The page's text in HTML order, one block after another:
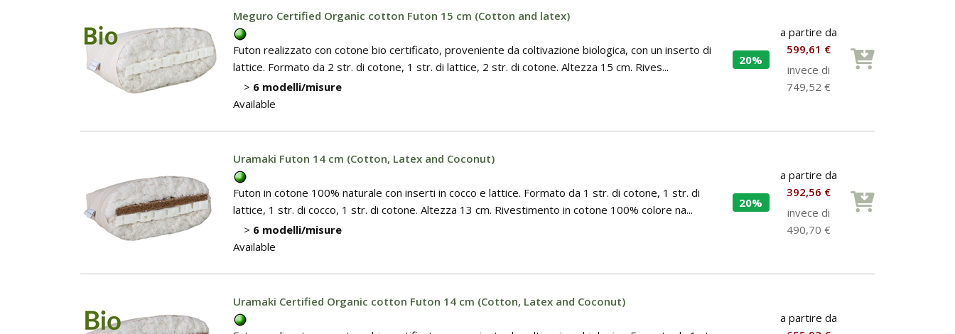
Meguro Certified Organic cotton Futon 15 cm (Cotton and latex)
Futon realizzato con cotone bio certificato, proveniente da coltivazione biologica, con un inserto di
lattice. Formato da 2 str. di cotone, 1 str. di lattice, 2 str. di cotone. Altezza 15 cm. Rives...
> 6 modelli/misure
Available
20%
a partire da
599,61 €
invece di
749,52 €
Uramaki Futon 14 cm (Cotton, Latex and Coconut)
Futon in cotone 100% naturale con inserti in cocco e lattice. Formato da 1 str. di cotone, 1 str. di
lattice, 1 str. di cocco, 1 str. di cotone. Altezza 13 cm. Rivestimento in cotone 100% colore na...
> 6 modelli/misure
Available
20%
a partire da
392,56 €
invece di
490,70 €
Uramaki Certified Organic cotton Futon 14 cm (Cotton, Latex and Coconut)
a partire da